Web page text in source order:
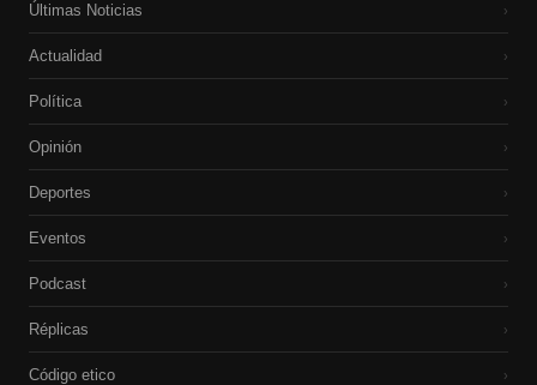
Últimas Noticias ›
Actualidad ›
Política ›
Opinión ›
Deportes ›
Eventos ›
Podcast ›
Réplicas ›
Código etico ›